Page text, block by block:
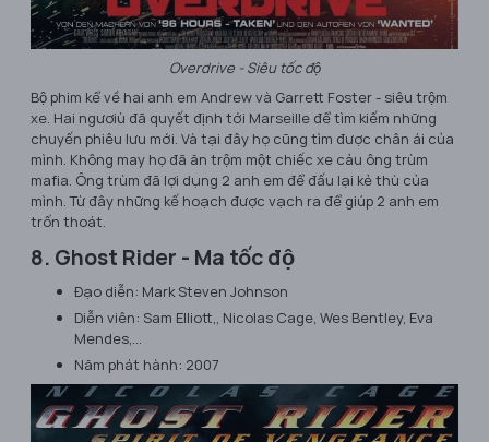
Overdrive - Siêu tốc độ
Bộ phim kể về hai anh em Andrew và Garrett Foster - siêu trộm
xe. Hai ngươiù đã quyết định tới Marseille để tìm kiếm những
chuyến phiêu lưu mới. Và tại đây họ cũng tìm được chân ái của
mình. Không may họ đã ăn trộm một chiếc xe cảu ông trùm
mafia. Ông trùm đã lợi dụng 2 anh em để đấu lại kẻ thù của
mình. Từ đây những kế hoạch được vạch ra để giúp 2 anh em
trốn thoát.
8. Ghost Rider - Ma tốc độ
Đạo diễn: Mark Steven Johnson
Diễn viên: Sam Elliott,, Nicolas Cage, Wes Bentley, Eva
Mendes,…
Năm phát hành: 2007